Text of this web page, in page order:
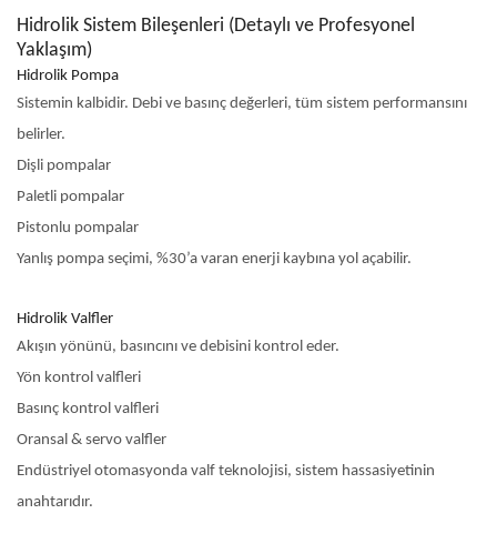
Hidrolik Sistem Bileşenleri (Detaylı ve Profesyonel
Yaklaşım)
Hidrolik Pompa
Sistemin kalbidir. Debi ve basınç değerleri, tüm sistem performansını
belirler.
Dişli pompalar
Paletli pompalar
Pistonlu pompalar
Yanlış pompa seçimi, %30’a varan enerji kaybına yol açabilir.
Hidrolik Valfler
Akışın yönünü, basıncını ve debisini kontrol eder.
Yön kontrol valfleri
Basınç kontrol valfleri
Oransal & servo valfler
Endüstriyel otomasyonda valf teknolojisi, sistem hassasiyetinin
anahtarıdır.